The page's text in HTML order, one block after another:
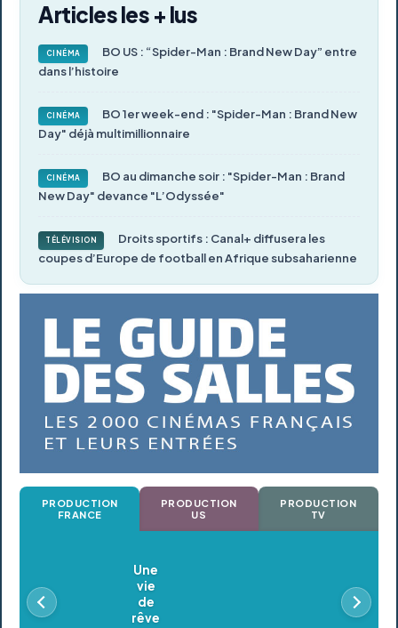
Articles les + lus
CINÉMA
BO US : “Spider-Man : Brand New Day” entre
dans l’histoire
CINÉMA
BO 1er week-end : "Spider-Man : Brand New
Day" déjà multimillionnaire
CINÉMA
BO au dimanche soir : "Spider-Man : Brand
New Day" devance "L’Odyssée"
TÉLÉVISION
Droits sportifs : Canal+ diffusera les
coupes d’Europe de football en Afrique subsaharienne
PRODUCTION
FRANCE
PRODUCTION
US
PRODUCTION
TV
Oldeupe
En postproduction